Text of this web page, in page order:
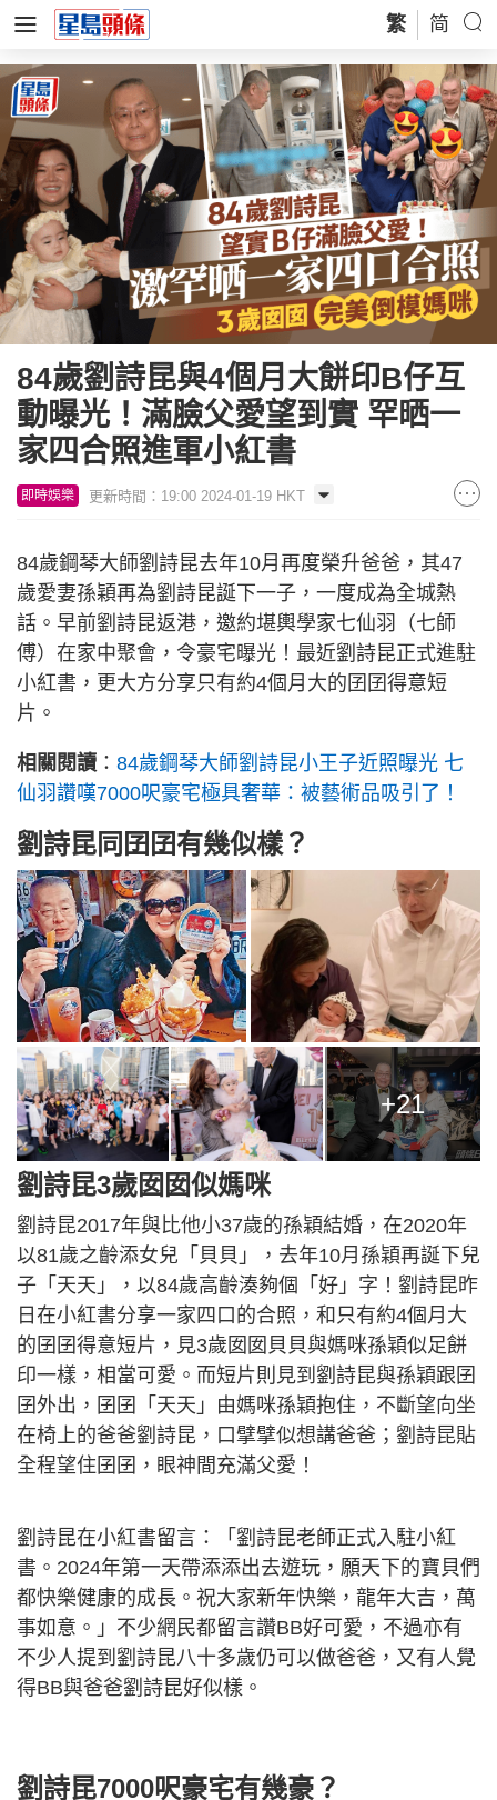
繁 简
84歲劉詩昆與4個月大餅印B仔互
動曝光！滿臉父愛望到實 罕晒一
家四合照進軍小紅書
即時娛樂 更新時間：19:00 2024-01-19 HKT
84歲鋼琴大師劉詩昆去年10月再度榮升爸爸，其47
歲愛妻孫穎再為劉詩昆誕下一子，一度成為全城熱
話。早前劉詩昆返港，邀約堪輿學家七仙羽（七師
傅）在家中聚會，令豪宅曝光！最近劉詩昆正式進駐
小紅書，更大方分享只有約4個月大的囝囝得意短
片。
相關閱讀 ： 84歲鋼琴大師劉詩昆小王子近照曝光 七
仙羽讚嘆7000呎豪宅極具奢華：被藝術品吸引了！
劉詩昆同囝囝有幾似樣？
+21
劉詩昆3歲囡囡似媽咪
劉詩昆2017年與比他小37歲的孫穎結婚，在2020年
以81歲之齡添女兒「貝貝」，去年10月孫穎再誕下兒
子「天天」，以84歲高齡湊夠個「好」字！劉詩昆昨
日在小紅書分享一家四口的合照，和只有約4個月大
的囝囝得意短片，見3歲囡囡貝貝與媽咪孫穎似足餅
印一樣，相當可愛。而短片則見到劉詩昆與孫穎跟囝
囝外出，囝囝「天天」由媽咪孫穎抱住，不斷望向坐
在椅上的爸爸劉詩昆，口擘擘似想講爸爸；劉詩昆貼
全程望住囝囝，眼神間充滿父愛！
劉詩昆在小紅書留言：「劉詩昆老師正式入駐小紅
書。2024年第一天帶添添出去遊玩，願天下的寶貝們
都快樂健康的成長。祝大家新年快樂，龍年大吉，萬
事如意。」不少網民都留言讚BB好可愛，不過亦有
不少人提到劉詩昆八十多歲仍可以做爸爸，又有人覺
得BB與爸爸劉詩昆好似樣。
劉詩昆7000呎豪宅有幾豪？